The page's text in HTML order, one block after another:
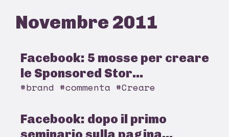
Novembre 2011
Facebook: 5 mosse per creare
le Sponsored Stor...
#brand #commenta #Creare
Facebook: dopo il primo